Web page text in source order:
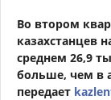
Во втором
казахстанцев
среднем 26,9
больше, чем в
передает